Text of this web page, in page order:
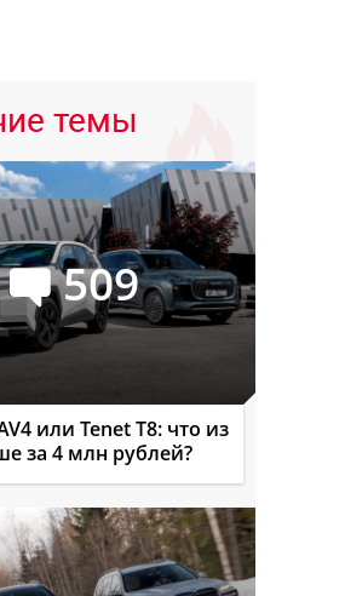
темы
509
или Tenet T8: что из
за 4 млн рублей?